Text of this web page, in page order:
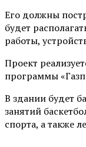
Его должны
будет
работы,
Проект
программы
В здании будет
занятий
спорта, а также